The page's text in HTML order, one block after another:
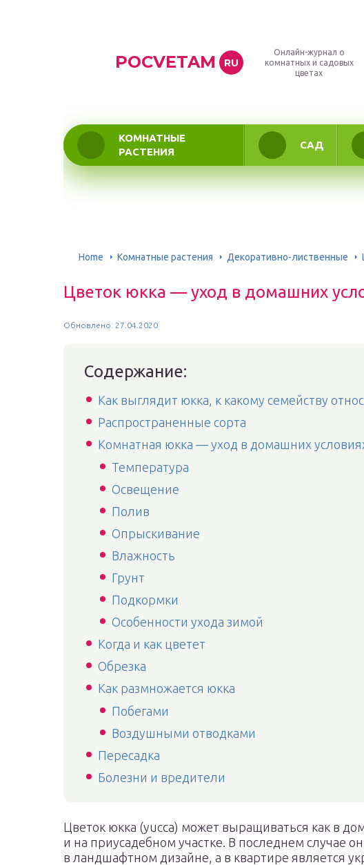
POCVETAM RU
Онлайн-журнал о
комнатных и садовых
цветах
КОМНАТНЫЕ
РАСТЕНИЯ
САД
Home Комнатные растения Декоративно-лиственные
Цветок юкка — уход в домашних
Обновлено: 27.04.2020
Содержание:
Как выглядит юкка, к какому семейству
Распространенные сорта
Комнатная юкка — уход в домашних
Температура
Освещение
Полив
Опрыскивание
Влажность
Грунт
Подкормки
Особенности ухода зимой
Когда и как цветет
Обрезка
Как размножается юкка
Побегами
Воздушными отводками
Пересадка
Болезни и вредители
Цветок юкка (yucca) может выращиваться как в
и на приусадебном участке. В последнем случае
в ландшафтном дизайне, а в квартире является